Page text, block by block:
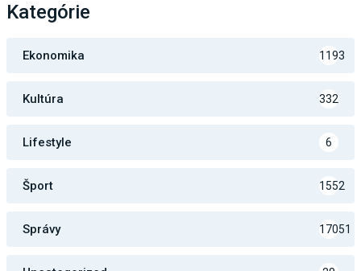
Kategórie
Ekonomika 1193
Kultúra 332
Lifestyle 6
Šport 1552
Správy 17051